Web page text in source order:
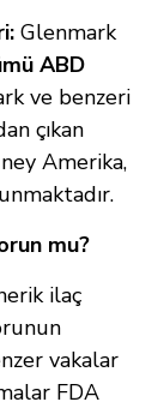
Glenmark
ABD
ve benzeri
çıkan
Amerika,
mu?
ilaç
vakalar
FDA